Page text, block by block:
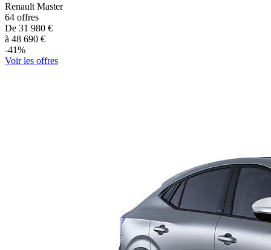
Renault Master
64 offres
De 31 980 €
à 48 690 €
-41%
Voir les offres